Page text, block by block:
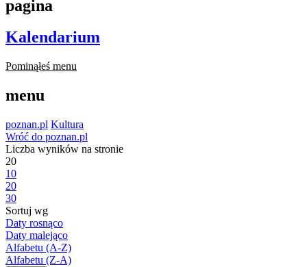
pagina
Kalendarium
Pominąłeś menu
menu
poznan.pl Kultura
Wróć do poznan.pl
Liczba wyników na stronie
20
10
20
30
Sortuj wg
Daty rosnąco
Daty malejąco
Alfabetu (A-Z)
Alfabetu (Z-A)